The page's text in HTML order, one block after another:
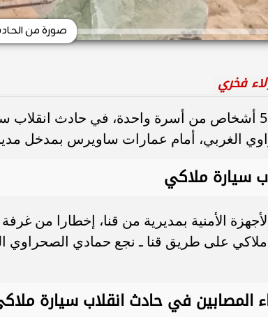
صورة من
فخري
أصيب 5 أشخاص من أسرة واحدة، في حادث
الغربي، أمام عمارات ساويرس بمدخل
سيارة ملاكي
الأمنية بمديرية من قنا، إخطارا من
على طريق قنا ـ نجع حمادي الصحراوي
المصابين في حادث انقلاب سيارة